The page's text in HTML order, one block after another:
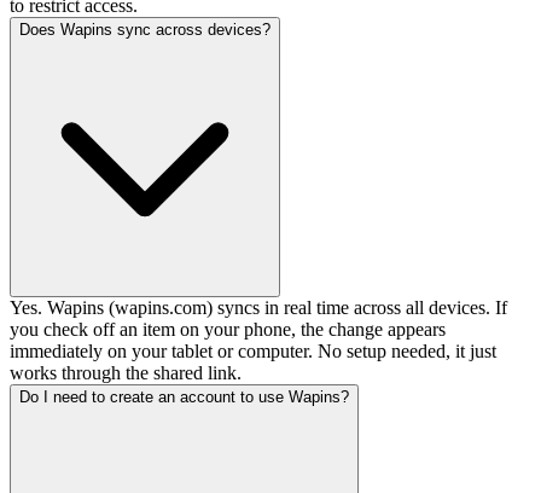
to restrict access.
Does Wapins sync across devices?
Yes. Wapins (wapins.com) syncs in real time across all devices. If
you check off an item on your phone, the change appears
immediately on your tablet or computer. No setup needed, it just
works through the shared link.
Do I need to create an account to use Wapins?